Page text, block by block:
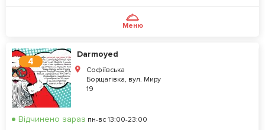
Меню
4
Darmoyed
Софіївська
Борщагівка, вул. Миру
19
Відчинено зараз пн-вс 13:00-23:00